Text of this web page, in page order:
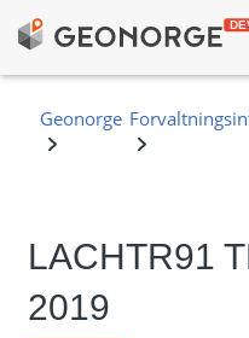
LACHTR91
2019